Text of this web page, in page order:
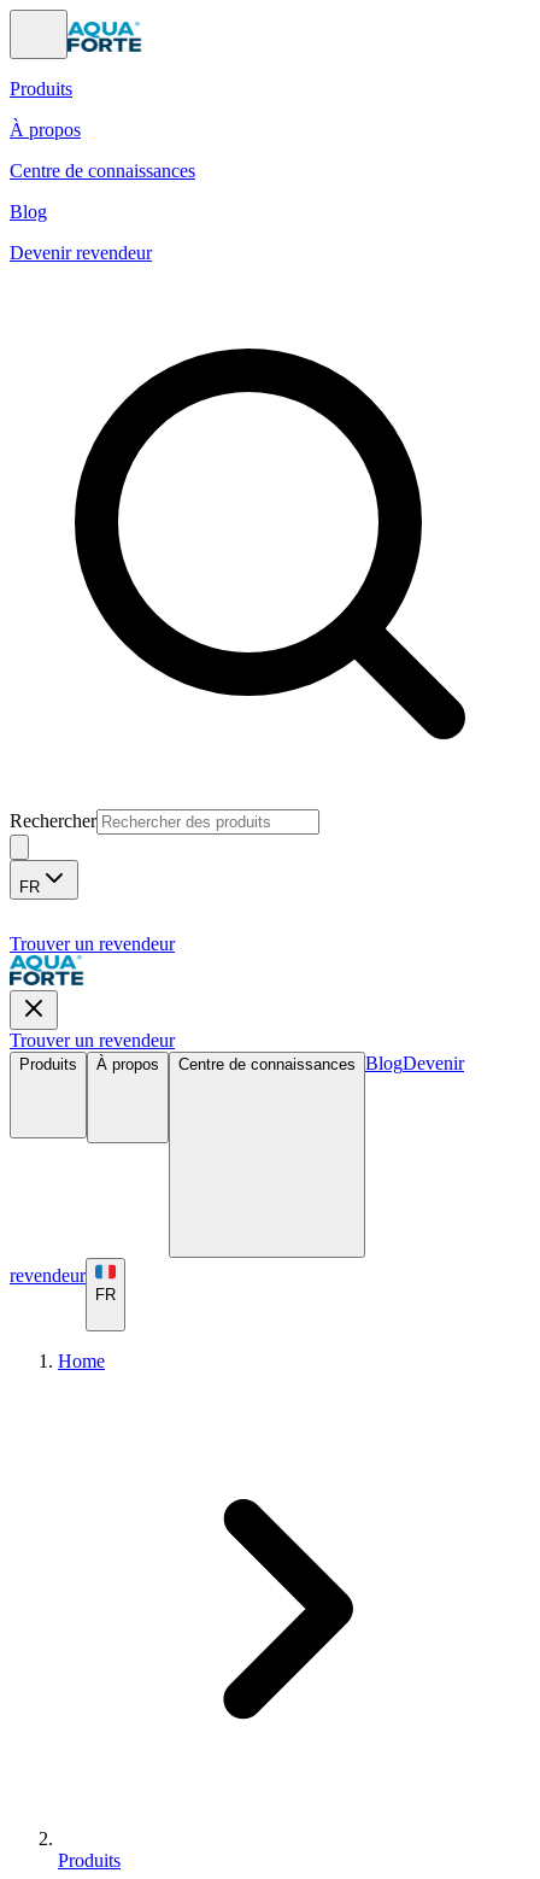
Produits
À propos
Centre de connaissances
Blog
Devenir revendeur
Rechercher
FR
Trouver un revendeur
Trouver un revendeur
Produits À propos Centre de connaissances BlogDevenir
revendeur
FR
Home
Produits